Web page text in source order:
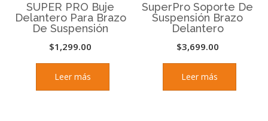
SUPER PRO Buje
Delantero Para Brazo
De Suspensión
$1,299.00
Leer más
SuperPro Soporte De
Suspensión Brazo
Delantero
$3,699.00
Leer más